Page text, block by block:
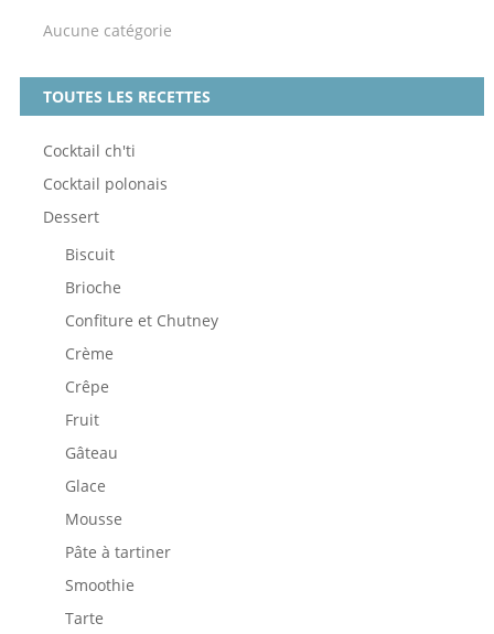
Aucune catégorie
TOUTES LES RECETTES
Cocktail ch'ti
Cocktail polonais
Dessert
Biscuit
Brioche
Confiture et Chutney
Crème
Crêpe
Fruit
Gâteau
Glace
Mousse
Pâte à tartiner
Smoothie
Tarte